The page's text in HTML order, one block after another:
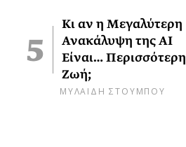
Κι αν η Μεγαλύτερη
Ανακάλυψη της AI
Είναι… Περισσότερη
Ζωή;
ΜΥΛΑΙΔΗ ΣΤΟΥΜΠΟΥ